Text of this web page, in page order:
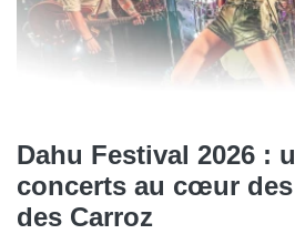
Dahu Festival 2026 :
concerts au cœur
des Carroz